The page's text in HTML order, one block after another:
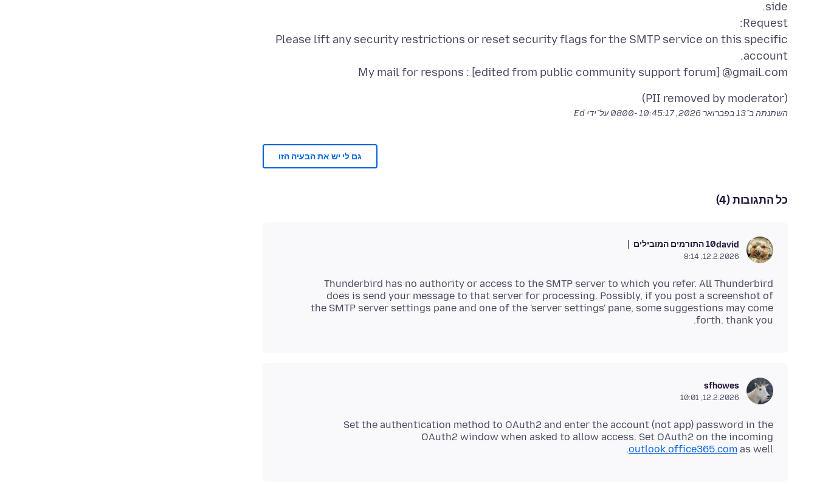
Please lift any security restrictions or reset security flags for the SMTP service on this specific
My mail for respons : [edited from public community support forum] @gmail.com
(PII removed by moderator)
השתנתה ב־13 בפברואר 2026, 10:45:17 -0800 על־ידי Ed
גם לי יש את הבעיה הזו
כל התגובות (4)
david10 התורמים המובילים
12.2.2026, 8:14
Thunderbird has no authority or access to the SMTP server to which you refer. All Thunderbird
does is send your message to that server for processing. Possibly, if you post a screenshot of
the SMTP server settings pane and one of the 'server settings' pane, some suggestions may come
forth. thank you.
sfhowes
12.2.2026, 10:01
Set the authentication method to OAuth2 and enter the account (not app) password in the
OAuth2 window when asked to allow access. Set OAuth2 on the incoming
outlook.office365.com as well.